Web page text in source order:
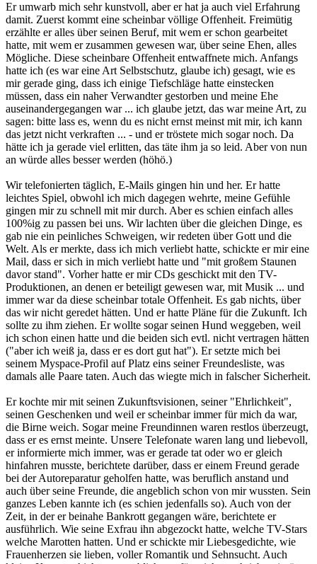
Er umwarb mich sehr kunstvoll, aber er hat ja auch viel Erfahrung
damit. Zuerst kommt eine scheinbar völlige Offenheit. Freimütig
erzählte er alles über seinen Beruf, mit wem er schon gearbeitet
hatte, mit wem er zusammen gewesen war, über seine Ehen, alles
Mögliche. Diese scheinbare Offenheit entwaffnete mich. Anfangs
hatte ich (es war eine Art Selbstschutz, glaube ich) gesagt, wie es
mir gerade ging, dass ich einige Tiefschläge hatte einstecken
müssen, dass ein naher Verwandter gestorben und meine Ehe
auseinandergegangen war ... ich glaube jetzt, das war meine Art, zu
sagen: bitte lass es, wenn du es nicht ernst meinst mit mir, ich kann
das jetzt nicht verkraften ... - und er tröstete mich sogar noch. Da
hätte ich ja gerade viel erlitten, das täte ihm ja so leid. Aber von nun
an würde alles besser werden (höhö.)
Wir telefonierten täglich, E-Mails gingen hin und her. Er hatte
leichtes Spiel, obwohl ich mich dagegen wehrte, meine Gefühle
gingen mir zu schnell mit mir durch. Aber es schien einfach alles
100%ig zu passen bei uns. Wir lachten über die gleichen Dinge, es
gab nie ein peinliches Schweigen, wir redeten über Gott und die
Welt. Als er merkte, dass ich mich verliebt hatte, schickte er mir eine
Mail, dass er sich in mich verliebt hatte und "mit großem Staunen
davor stand". Vorher hatte er mir CDs geschickt mit den TV-
Produktionen, an denen er beteiligt gewesen war, mit Musik ... und
immer war da diese scheinbar totale Offenheit. Es gab nichts, über
das wir nicht geredet hätten. Und er hatte Pläne für die Zukunft. Ich
sollte zu ihm ziehen. Er wollte sogar seinen Hund weggeben, weil
ich schon einen hatte und die beiden sich evtl. nicht vertragen hätten
("aber ich weiß ja, dass er es dort gut hat"). Er setzte mich bei
seinem Myspace-Profil auf Platz eins seiner Freundesliste, was
damals alle Paare taten. Auch das wiegte mich in falscher Sicherheit.
Er kochte mir mit seinen Zukunftsvisionen, seiner "Ehrlichkeit",
seinen Geschenken und weil er scheinbar immer für mich da war,
die Birne weich. Sogar meine Freundinnen waren restlos überzeugt,
dass er es ernst meinte. Unsere Telefonate waren lang und liebevoll,
er informierte mich immer, was er gerade tat oder wo er gleich
hinfahren musste, berichtete darüber, dass er einem Freund gerade
bei der Autoreparatur geholfen hatte, was beruflich anstand und
auch über seine Freunde, die angeblich schon von mir wussten. Sein
ganzes Leben kannte ich (es schien jedenfalls so). Auch von der
Zeit, in der er beinahe Bankrott gegangen wäre, berichtete er
ausführlich. Wie seine Exfrau ihn abgezockt hatte, welche TV-Stars
welche Marotten hatten. Und er schickte mir Liebesgedichte, wie
Frauenherzen sie lieben, voller Romantik und Sehnsucht. Auch